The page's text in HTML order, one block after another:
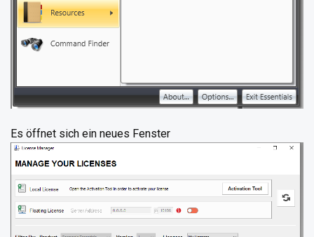
Es öffnet sich ein neues Fenster